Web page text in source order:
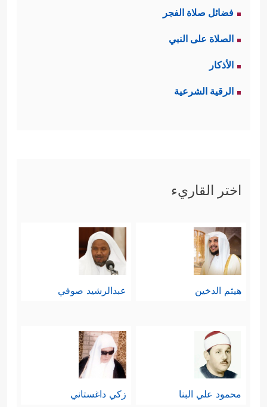
فضائل صلاة الفجر
الصلاة على النبي
الأذكار
الرقية الشرعية
اختر القاريء
هيثم الدخين عبدالرشيد صوفي
محمود علي البنا زكي داغستاني